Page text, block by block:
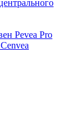
Pevea Pro